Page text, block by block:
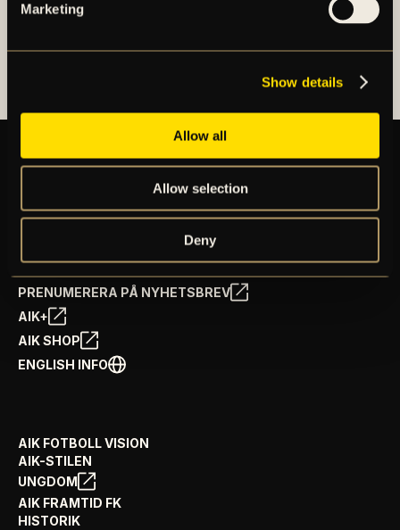
Marketing
Show details
Allow all
Allow selection
Deny
OM AIK FOTBOLL AB
ÅRSKORT
PRENUMERERA PÅ NYHETSBREV
AIK+
AIK SHOP
ENGLISH INFO
AIK FOTBOLL VISION
AIK-STILEN
UNGDOM
AIK FRAMTID FK
HISTORIK